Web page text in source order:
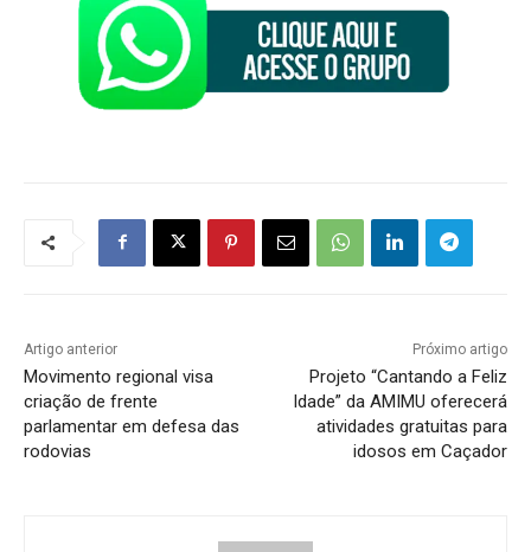
Artigo anterior
Movimento regional visa
criação de frente
parlamentar em defesa das
rodovias
Próximo artigo
Projeto “Cantando a Feliz
Idade” da AMIMU oferecerá
atividades gratuitas para
idosos em Caçador